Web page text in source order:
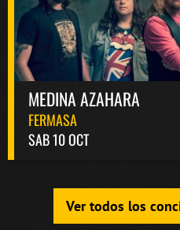
MEDINA AZAHARA
FERMASA
SAB 10 OCT
Ver todos los